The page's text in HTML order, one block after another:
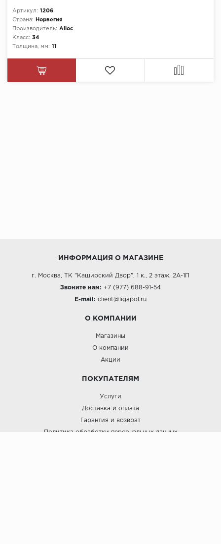
Артикул: 1206
Страна:
Норвегия
Производитель: Alloc
Класс: 34
Толщина, мм: 11
ИНФОРМАЦИЯ О МАГАЗИНЕ
г. Москва, ТК "Каширский Двор", 1 к., 2 этаж, 2А-1П
Звоните нам: +7 (977) 688-91-54
E-mail: client@ligapol.ru
О КОМПАНИИ
Магазины
О компании
Акции
ПОКУПАТЕЛЯМ
Услуги
Доставка и оплата
Гарантия и возврат
Политика обработки персональных данных